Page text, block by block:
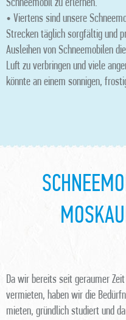
Schneemobil zu erlernen.
• Viertens sind unsere
Strecken täglich sorgfältig und
Ausleihen von Schneemobilen
Luft zu verbringen und viele
könnte an einem sonnigen,
Da wir bereits seit geraumer
vermieten, haben wir die
mieten, gründlich studiert und